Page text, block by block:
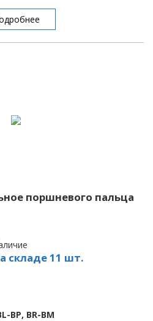
поршневого пальца
складе 11 шт.
BP, BR-BM